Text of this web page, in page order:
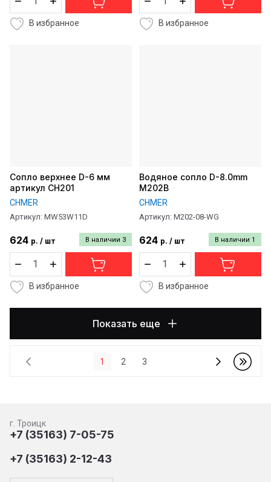
В избранное В избранное
Сопло верхнее D-6 мм
артикул CH201
CHMER
Артикул: MW53W11D
В наличии 3
624 р. / шт
В избранное
Водяное сопло D-8.0mm
M202B
CHMER
Артикул: M202-08-WG
В наличии 1
624 р. / шт
В избранное
Показать еще
1 2 3
г. Троицк
+7 (35163) 7-05-75
+7 (35163) 2-12-43